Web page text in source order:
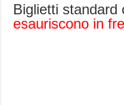
Biglietti standard
esauriscono in